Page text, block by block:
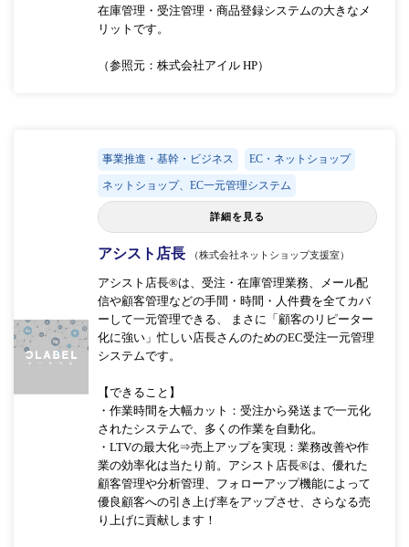
在庫管理・受注管理・商品登録システムの大きなメ
リットです。
（参照元：株式会社アイル HP）
事業推進・基幹・ビジネス EC・ネットショップ
ネットショップ、EC一元管理システム
詳細を見る
アシスト店長 （株式会社ネットショップ支援室）
アシスト店長®は、受注・在庫管理業務、メール配
信や顧客管理などの手間・時間・人件費を全てカバ
ーして一元管理できる、 まさに「顧客のリピーター
化に強い」忙しい店長さんのためのEC受注一元管理
システムです。
【できること】
・作業時間を大幅カット：受注から発送まで一元化
されたシステムで、多くの作業を自動化。
・LTVの最大化⇒売上アップを実現：業務改善や作
業の効率化は当たり前。アシスト店長®は、優れた
顧客管理や分析管理、フォローアップ機能によって
優良顧客への引き上げ率をアップさせ、さらなる売
り上げに貢献します！